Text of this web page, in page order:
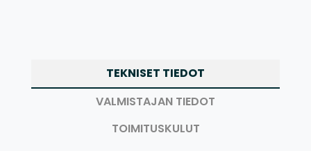
TEKNISET TIEDOT
VALMISTAJAN TIEDOT
TOIMITUSKULUT